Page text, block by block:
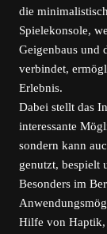
die
Spielekonsole,
Geigenbaus und
verbindet,
Erlebnis.
Dabei stellt das
interessante
sondern kann
genutzt, bespielt
Besonders im
Hilfe von Haptik,